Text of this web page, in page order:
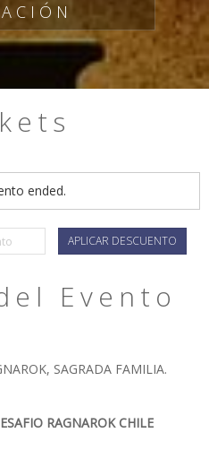
ended.
APLICAR DESCUENTO
Evento
SAGRADA FAMILIA.
RAGNAROK CHILE